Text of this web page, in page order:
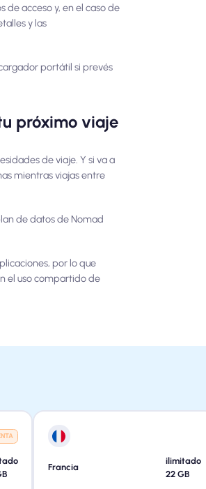
acceso y, en el caso de
y las
portátil si prevés
próximo viaje
de viaje. Y si va a
mientras viajas entre
de datos de Nomad
por lo que
el uso compartido de
Francia
ilimitado
22 GB